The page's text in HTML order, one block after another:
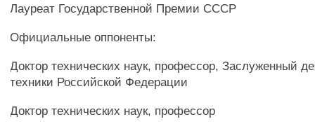
Лауреат Государственной Премии СССР
Официальные оппоненты:
Доктор технических наук, профессор, Заслуженный
техники Российской Федерации
Доктор технических наук, профессор